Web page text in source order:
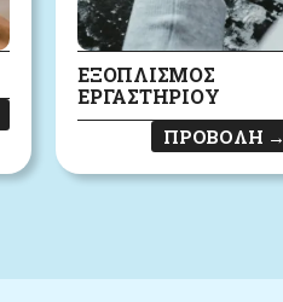
ΕΞΟΠΛΙΣΜΌΣ
ΕΡΓΑΣΤΗΡΊΟΥ
ΠΡΟΒΟΛΉ →